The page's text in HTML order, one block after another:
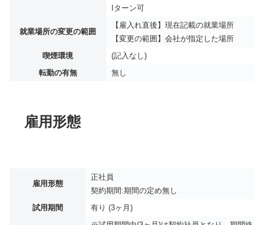
Iターン可
就業場所の変更の範囲
【雇入れ直後】現在記載の就業場所
【変更の範囲】会社が指定した場所
喫煙環境
(記入なし)
転勤の有無
無し
雇用形態
雇用形態
正社員
契約期間:期間の定め無し
試用期間
有り (3ヶ月)